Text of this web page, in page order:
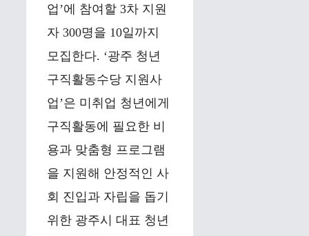
업’에 참여할 3차 지원
자 300명을 10일까지
모집한다. ‘광주 청년
구직활동수당 지원사
업’은 미취업 청년에게
구직활동에 필요한 비
용과 맞춤형 프로그램
을 지원해 안정적인 사
회 진입과 자립을 돕기
위한 광주시 대표 청년